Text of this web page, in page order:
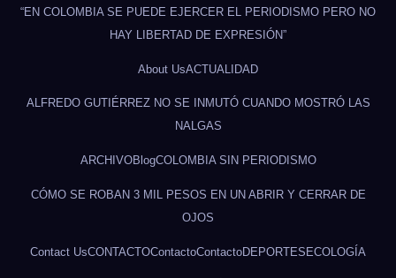
“EN COLOMBIA SE PUEDE EJERCER EL PERIODISMO PERO NO
HAY LIBERTAD DE EXPRESIÓN”
About UsACTUALIDAD
ALFREDO GUTIÉRREZ NO SE INMUTÓ CUANDO MOSTRÓ LAS
NALGAS
ARCHIVOBlogCOLOMBIA SIN PERIODISMO
CÓMO SE ROBAN 3 MIL PESOS EN UN ABRIR Y CERRAR DE
OJOS
Contact UsCONTACTOContactoContactoDEPORTESECOLOGÍA